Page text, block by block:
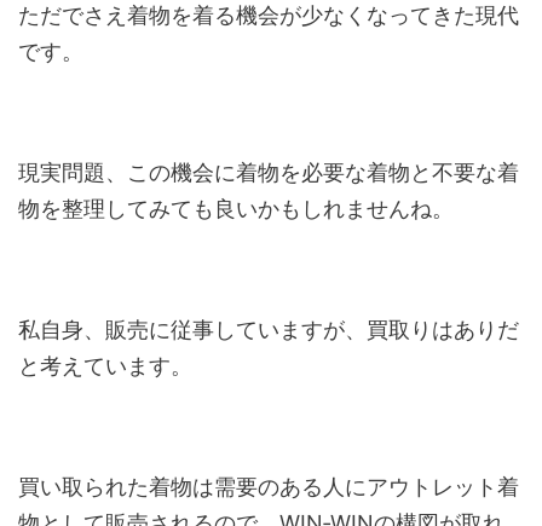
ただでさえ着物を着る機会が少なくなってきた現代
です。
現実問題、この機会に着物を必要な着物と不要な着
物を整理してみても良いかもしれませんね。
私自身、販売に従事していますが、買取りはありだ
と考えています。
買い取られた着物は需要のある人にアウトレット着